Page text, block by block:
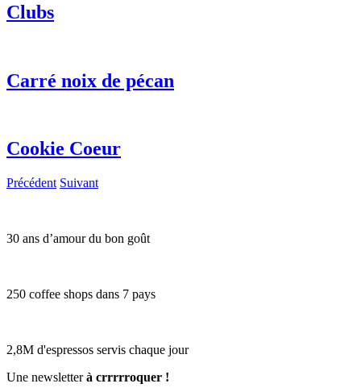
Clubs
Carré noix de pécan
Cookie Coeur
Précédent Suivant
30 ans d’amour du bon goût
250 coffee shops dans 7 pays
2,8M d'espressos servis chaque jour
Une newsletterà crrrrroquer !